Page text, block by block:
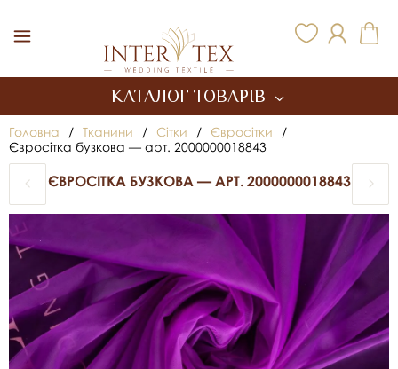
КАТАЛОГ ТОВАРІВ
Головна / Тканини / Сітки / Євросітки
/
Євросітка бузкова — арт. 2000000018843
ЄВРОСІТКА БУЗКОВА — АРТ. 2000000018843